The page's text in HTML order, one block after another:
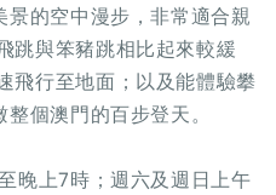
的空中漫步，非常適合親
跳與笨豬跳相比起來較緩
飛行至地面；以及能體驗攀
個澳門的百步登天。
晚上7時；週六及週日上午